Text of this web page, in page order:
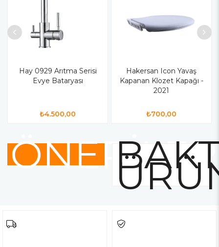
Hay 0929 Arıtma Serisi
Evye Bataryası
₺4.500,00
Hakersan Icon Yavaş
Kapanan Klozet Kapağı -
2021
₺700,00
ÖNERİLER